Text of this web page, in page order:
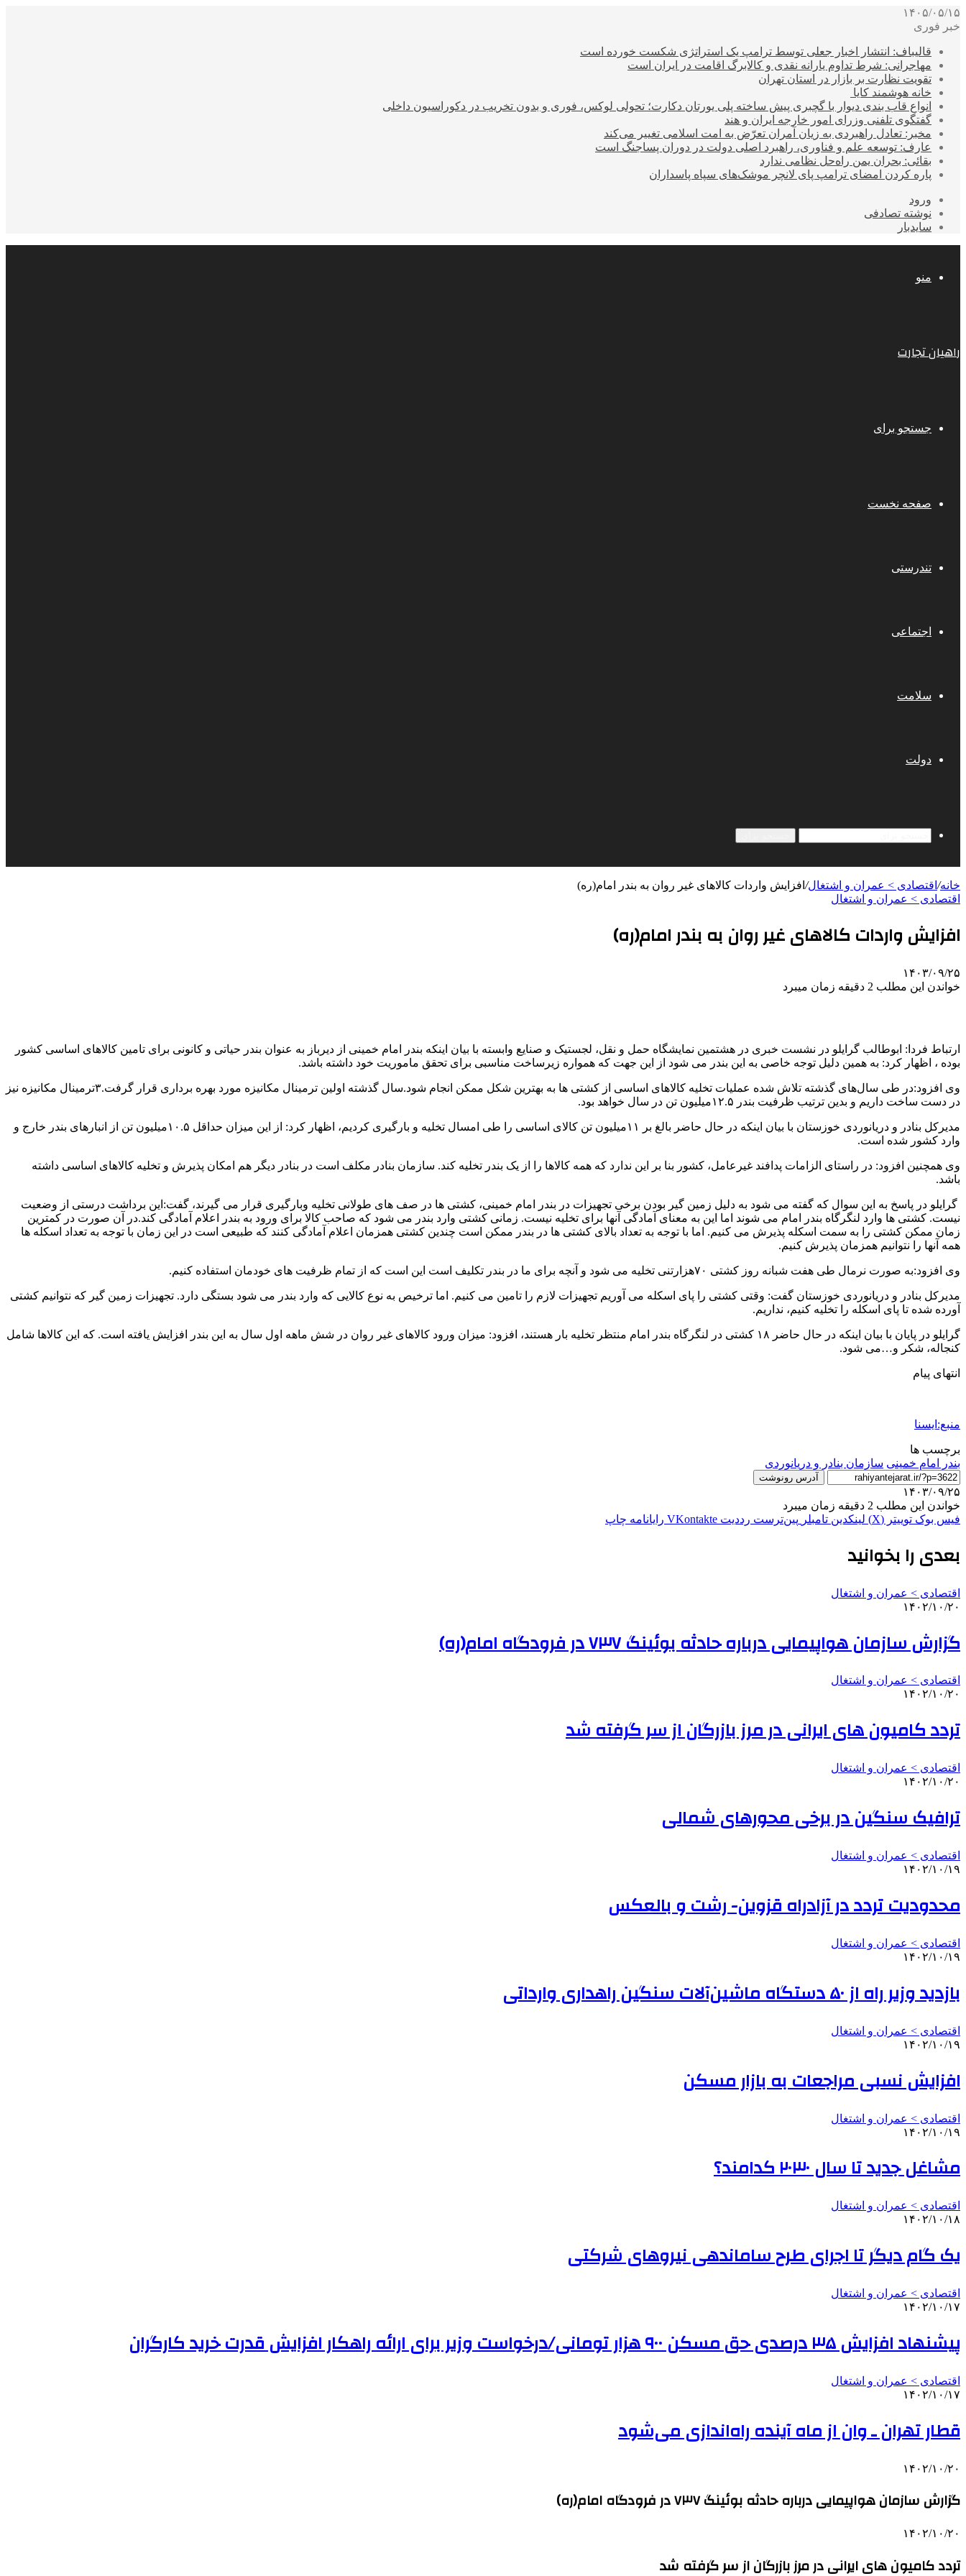
۱۴۰۵/۰۵/۱۵
خبر فوری
قالیباف: انتشار اخبار جعلی توسط ترامپ یک استراتژی شکست خورده است
مهاجرانی: شرط تداوم یارانه نقدی و کالابرگ اقامت در ایران است
تقویت نظارت بر بازار در استان تهران
خانه هوشمند کایا
انواع قاب بندی دیوار با گچبری پیش ساخته پلی یورتان دکارت؛ تحولی لوکس، فوری و بدون تخریب در دکوراسیون داخلی
گفتگوی تلفنی وزرای امور خارجه ایران و هند
مخبر: تعادل راهبردی به زیان آمران تعرّض به امت اسلامی تغییر می‌کند
عارف: توسعه علم و فناوری، راهبرد اصلی دولت در دوران پساجنگ است
بقائی: بحران یمن راه‌حل نظامی ندارد
پاره کردن امضای ترامپ پای لانچر موشک‌های سپاه پاسداران
ورود
نوشته تصادفی
سایدبار
منو
راهیان تجارت
جستجو برای
صفحه نخست
تندرستی
اجتماعی
سلامت
دولت
خانه/ اقتصادی > عمران و اشتغال/ افزایش واردات کالاهای غیر روان به بندر امام(ره)
اقتصادی > عمران و اشتغال
افزایش واردات کالاهای غیر روان به بندر امام(ره)
۱۴۰۳/۰۹/۲۵
خواندن این مطلب 2 دقیقه زمان میبرد
ارتباط فردا: ابوطالب گرایلو در نشست خبری در هشتمین نمایشگاه حمل و نقل، لجستیک و صنایع ‌وابسته با بیان اینکه بندر امام خمینی از دیرباز به عنوان بندر حیاتی و کانونی برای تامین کالاهای اساسی کشور
بوده ، اظهار کرد: به همین دلیل توجه خاصی به این بندر می شود از این جهت که همواره زیرساخت مناسبی برای تحقق ماموریت خود داشته باشد.
وی افزود:در طی سال‌های گذشته تلاش شده عملیات تخلیه کالاهای اساسی از کشتی ها به بهترین شکل ممکن انجام شود.سال گذشته اولین ترمینال مکانیزه مورد بهره برداری قرار گرفت.۳ترمینال مکانیزه نیز
در دست ساخت داریم و بدین ترتیب ظرفیت بندر ۱۲.۵میلیون تن در سال خواهد بود.
مدیرکل بنادر و دریانوردی خوزستان با بیان اینکه در حال حاضر بالغ بر ۱۱میلیون تن کالای اساسی را طی امسال تخلیه و بارگیری کردیم، اظهار کرد: از این میزان حداقل ۱۰.۵میلیون تن از انبارهای بندر خارج و
وارد کشور شده است.
وی همچنین افزود: در راستای الزامات پدافند غیرعامل، کشور بنا بر این ندارد که همه کالاها را از یک بندر تخلیه کند. سازمان بنادر مکلف است در بنادر دیگر هم امکان پذیرش و تخلیه کالاهای اساسی داشته
باشد.
گرایلو در پاسخ به این سوال که گفته می شود به دلیل زمین گیر بودن برخی تجهیزات در بندر امام خمینی، کشتی ها در صف های طولانی تخلیه وبارگیری قرار می گیرند، گفت:این برداشت درستی از وضعیت
نیست. کشتی ها وارد لنگرگاه بندر امام می شوند اما این به معنای آمادگی آنها برای تخلیه نیست. زمانی کشتی وارد بندر می شود که صاحب کالا برای ورود به بندر اعلام آمادگی کند.‌در آن صورت در کمترین
زمان ممکن کشتی را به سمت اسکله پذیرش می کنیم. اما با توجه به تعداد بالای کشتی ها در بندر ممکن است چندین کشتی همزمان اعلام آمادگی کنند که طبیعی است در این زمان با توجه به تعداد اسکله ها
همه آنها را نتوانیم همزمان پذیرش کنیم.
وی افزود:به صورت نرمال طی هفت شبانه روز کشتی ۷۰هزارتنی تخلیه می شود و آنچه برای ما در بندر تکلیف است این است که از تمام ظرفیت های خودمان استفاده کنیم.
مدیرکل بنادر و دریانوردی خوزستان گفت: وقتی کشتی را پای اسکله می آوریم تجهیزات لازم را تامین می کنیم. اما ترخیص به نوع کالایی که وارد بندر می شود بستگی دارد. تجهیزات زمین گیر که نتوانیم کشتی
آورده شده تا پای اسکله را تخلیه کنیم، نداریم.
گرایلو در پایان با بیان اینکه در حال حاضر ۱۸ کشتی در لنگرگاه بندر امام منتظر تخلیه بار هستند، افزود: میزان ورود کالاهای غیر روان در شش ماهه اول سال به این بندر افزایش یافته است. که این کالاها شامل
کنجاله، شکر و…می شود.
انتهای پیام
منبع:ایسنا
برچسب ها
بندر امام خمینی سازمان بنادر و دریانوردی
آدرس رونوشت
۱۴۰۳/۰۹/۲۵
خواندن این مطلب 2 دقیقه زمان میبرد
فیس بوک توییتر (X) لینکدین ‫تامبلر ‫پین‌ترست ‫رددیت ‫VKontakte رایانامه چاپ
بعدی را بخوانید
اقتصادی > عمران و اشتغال
۱۴۰۲/۱۰/۲۰
گزارش سازمان هواپیمایی درباره حادثه بوئینگ ۷۳۷ در فرودگاه امام(ره)
اقتصادی > عمران و اشتغال
۱۴۰۲/۱۰/۲۰
تردد کامیون های ایرانی در مرز بازرگان از سر گرفته شد
اقتصادی > عمران و اشتغال
۱۴۰۲/۱۰/۲۰
ترافیک سنگین در برخی محورهای شمالی
اقتصادی > عمران و اشتغال
۱۴۰۲/۱۰/۱۹
محدودیت تردد در آزادراه قزوین- رشت و بالعکس
اقتصادی > عمران و اشتغال
۱۴۰۲/۱۰/۱۹
بازدید وزیر راه از ۵۰ دستگاه ماشین‌آلات سنگین راهداری وارداتی
اقتصادی > عمران و اشتغال
۱۴۰۲/۱۰/۱۹
افزایش نسبی مراجعات به بازار مسکن
اقتصادی > عمران و اشتغال
۱۴۰۲/۱۰/۱۹
مشاغل جدید تا سال ۲۰۳۰ کدامند؟
اقتصادی > عمران و اشتغال
۱۴۰۲/۱۰/۱۸
یک گام دیگر تا اجرای طرح ساماندهی نیروهای شرکتی
اقتصادی > عمران و اشتغال
۱۴۰۲/۱۰/۱۷
پیشنهاد افزایش ۳۵ درصدی حق مسکن ۹۰۰ هزار تومانی/درخواست وزیر برای ارائه راهکار افزایش قدرت خرید کارگران
اقتصادی > عمران و اشتغال
۱۴۰۲/۱۰/۱۷
قطار تهران ـ وان از ماه آینده راه‌اندازی می‌شود
۱۴۰۲/۱۰/۲۰
گزارش سازمان هواپیمایی درباره حادثه بوئینگ ۷۳۷ در فرودگاه امام(ره)
۱۴۰۲/۱۰/۲۰
تردد کامیون های ایرانی در مرز بازرگان از سر گرفته شد